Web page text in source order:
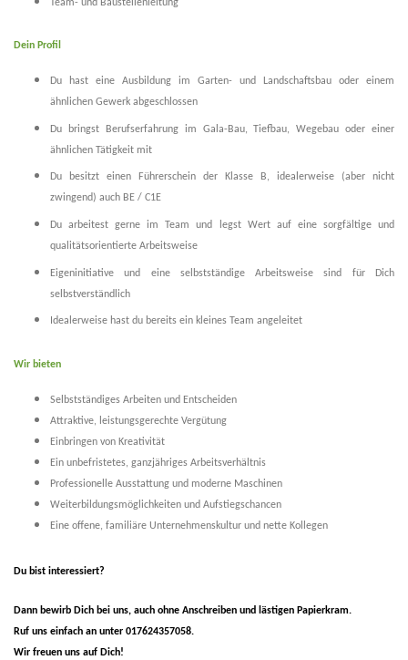
Team- und Baustellenleitung
Dein Profil
Du hast eine Ausbildung im Garten- und Landschaftsbau oder einem
ähnlichen Gewerk abgeschlossen
Du bringst Berufserfahrung im Gala-Bau, Tiefbau, Wegebau oder einer
ähnlichen Tätigkeit mit
Du besitzt einen Führerschein der Klasse B, idealerweise (aber nicht
zwingend) auch BE / C1E
Du arbeitest gerne im Team und legst Wert auf eine sorgfältige und
qualitätsorientierte Arbeitsweise
Eigeninitiative und eine selbstständige Arbeitsweise sind für Dich
selbstverständlich
Idealerweise hast du bereits ein kleines Team angeleitet
Wir bieten
Selbstständiges Arbeiten und Entscheiden
Attraktive, leistungsgerechte Vergütung
Einbringen von Kreativität
Ein unbefristetes, ganzjähriges Arbeitsverhältnis
Professionelle Ausstattung und moderne Maschinen
Weiterbildungsmöglichkeiten und Aufstiegschancen
Eine offene, familiäre Unternehmenskultur und nette Kollegen
Du bist interessiert?
Dann bewirb Dich bei uns, auch ohne Anschreiben und lästigen Papierkram.
Ruf uns einfach an unter 017624357058.
Wir freuen uns auf Dich!